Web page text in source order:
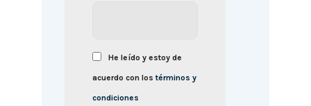
He leído y estoy de
acuerdo con lostérminos y
condiciones